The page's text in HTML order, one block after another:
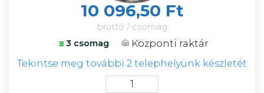
10 096,50 Ft
bruttó / csomag
3 csomag
Központi raktár
Tekintse meg további 2 telephelyünk készletét